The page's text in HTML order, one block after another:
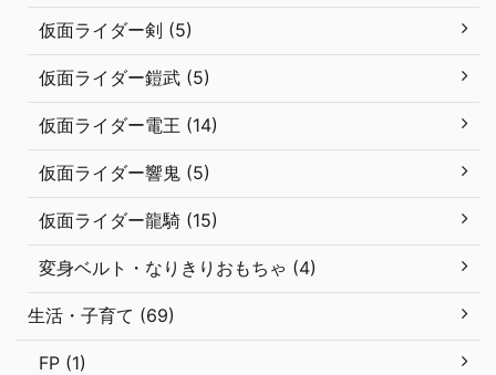
仮面ライダー剣 (5)
仮面ライダー鎧武 (5)
仮面ライダー電王 (14)
仮面ライダー響鬼 (5)
仮面ライダー龍騎 (15)
変身ベルト・なりきりおもちゃ (4)
生活・子育て (69)
FP (1)